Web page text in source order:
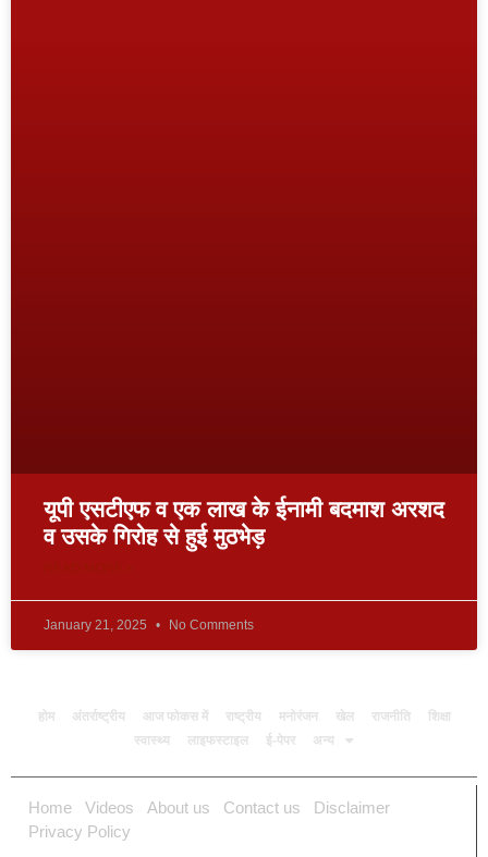
यूपी एसटीएफ व एक लाख के ईनामी बदमाश अरशद
व उसके गिरोह से हुई मुठभेड़
January 21, 2025 No Comments
होम अंतर्राष्ट्रीय आज फोकस में राष्ट्रीय मनोरंजन खेल राजनीति
शिक्षा
स्वास्थ्य
लाइफस्टाइल ई-पेपर अन्य
Home Videos About us Contact us
Disclaimer
Privacy Policy